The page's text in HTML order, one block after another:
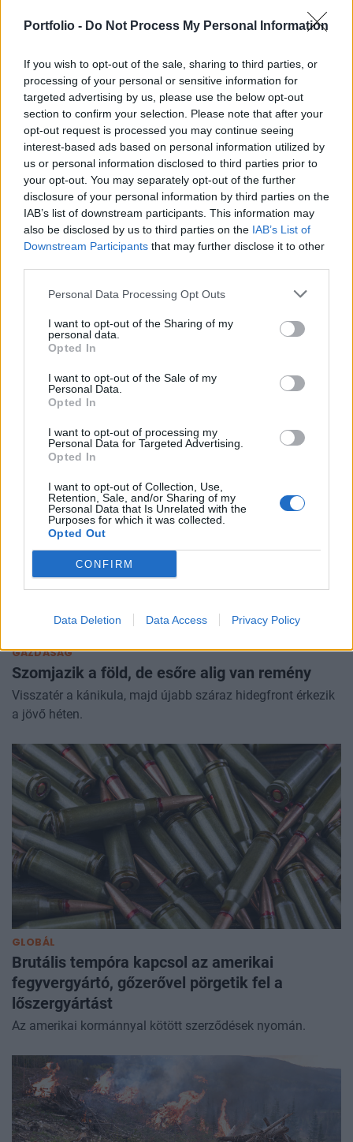
Portfolio - Do Not Process My Personal Information
If you wish to opt-out of the sale, sharing to third parties, or
processing of your personal or sensitive information for
targeted advertising by us, please use the below opt-out
section to confirm your selection. Please note that after your
opt-out request is processed you may continue seeing
interest-based ads based on personal information utilized by
us or personal information disclosed to third parties prior to
your opt-out. You may separately opt-out of the further
disclosure of your personal information by third parties on the
IAB’s list of downstream participants. This information may
also be disclosed by us to third parties on the IAB’s List of
Downstream Participants that may further disclose it to other
Personal Data Processing Opt Outs
I want to opt-out of the Sharing of my
personal data.
Opted In
I want to opt-out of the Sale of my
Personal Data.
Opted In
I want to opt-out of processing my
Personal Data for Targeted Advertising.
Opted In
I want to opt-out of Collection, Use,
Retention, Sale, and/or Sharing of my
Personal Data that Is Unrelated with the
Purposes for which it was collected.
Opted Out
CONFIRM
Data Deletion Data Access Privacy Policy
Váratlan döntés a Warren Buffett felépítette
csaptak le milliárdokért
Greg Abel vezérigazgató megkezdte a felhalmozott
készpénzállomány befektetését.
GLOBÁL
nyersanyagot szállított az Egyesült
Államoknak
GAZDASÁG
Szomjazik a föld, de esőre alig van remény
Visszatér a kánikula, majd újabb száraz hidegfront érkezik
a jövő héten.
GLOBÁL
Brutális tempóra kapcsol az amerikai
fegyvergyártó, gőzerővel pörgetik fel a
lőszergyártást
Az amerikai kormánnyal kötött szerződések nyomán.